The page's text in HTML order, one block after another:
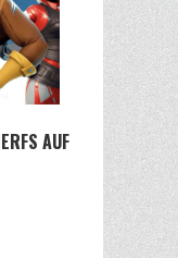
AUF